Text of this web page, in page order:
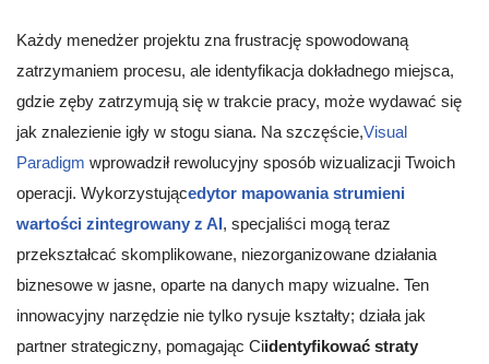
Każdy menedżer projektu zna frustrację spowodowaną
zatrzymaniem procesu, ale identyfikacja dokładnego miejsca,
gdzie zęby zatrzymują się w trakcie pracy, może wydawać się
jak znalezienie igły w stogu siana. Na szczęście,Visual
Paradigm wprowadził rewolucyjny sposób wizualizacji Twoich
operacji. Wykorzystującedytor mapowania strumieni
wartości zintegrowany z AI, specjaliści mogą teraz
przekształcać skomplikowane, niezorganizowane działania
biznesowe w jasne, oparte na danych mapy wizualne. Ten
innowacyjny narzędzie nie tylko rysuje kształty; działa jak
partner strategiczny, pomagając Ciidentyfikować straty